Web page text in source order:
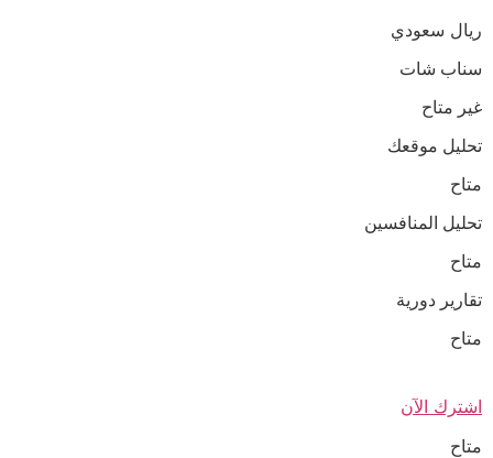
ريال سعودي
سناب شات
غير متاح
تحليل موقعك
متاح
تحليل المنافسين
متاح
تقارير دورية
متاح
اشترك الآن
متاح